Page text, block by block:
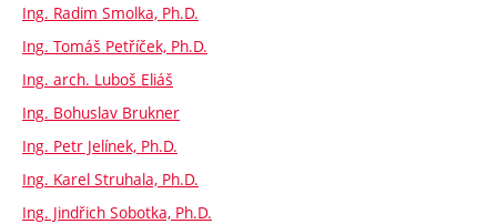
Ing. Radim Smolka, Ph.D.
Ing. Tomáš Petříček, Ph.D.
Ing. arch. Luboš Eliáš
Ing. Bohuslav Brukner
Ing. Petr Jelínek, Ph.D.
Ing. Karel Struhala, Ph.D.
Ing. Jindřich Sobotka, Ph.D.